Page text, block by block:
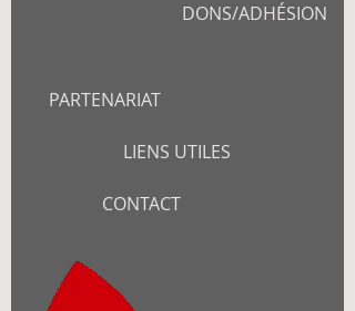
DONS/ADHÉSION
PARTENARIAT
LIENS UTILES
CONTACT